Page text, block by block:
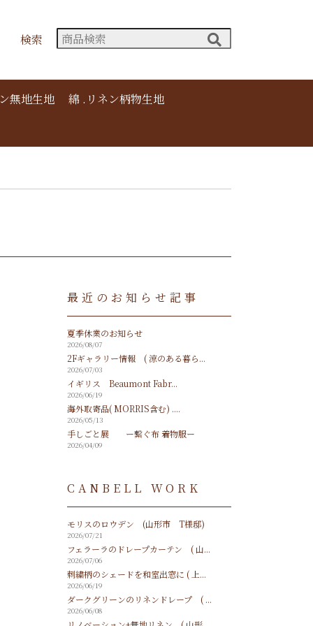
検索
無地生地
綿 .リネン柄物生地
最近のお知らせ記事
夏季休業のお知らせ
2026/08/07
2Fギャラリー情報 ( 涼のある暮ら...
2026/07/03
イギリス Beaumont Fabr...
2026/06/19
海外取寄品( MORRIS含む) ....
2026/05/13
手しごと展 ー繋ぐ布 着物服ー
2026/04/09
CANBELL WORK
モリスのロウデン (山形市 T様邸)
2026/07/21
フェラーラのドレープカーテン ( 山...
2026/07/06
刺繍柄のシェードを和室出窓に ( 上...
2026/06/19
ダークグリーンのリネンドレープ ( ...
2026/06/08